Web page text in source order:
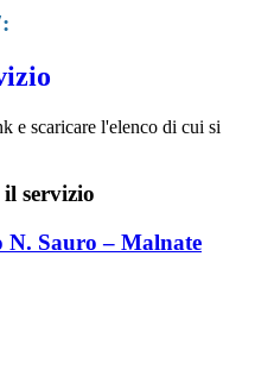
e scaricare l'elenco di cui si
servizio
N. Sauro – Malnate